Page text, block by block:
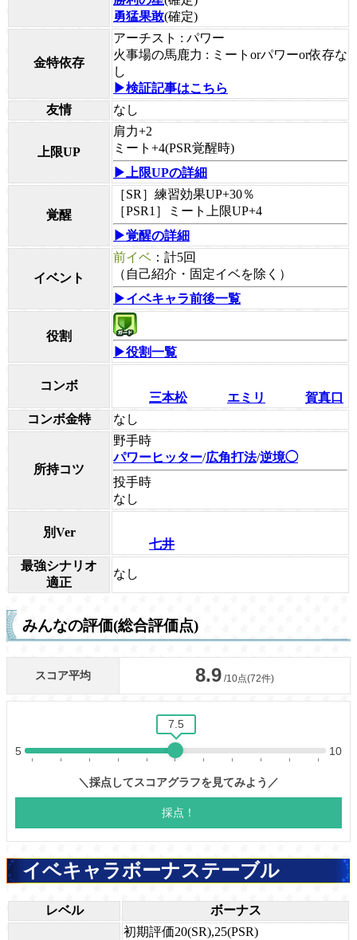
勇猛果敢(確定)
金特依存
アーチスト : パワー
火事場の馬鹿力 : ミートorパワーor依存な
し
▶検証記事はこちら
友情
なし
上限UP
肩力+2
ミート+4(PSR覚醒時)
▶上限UPの詳細
覚醒
［SR］練習効果UP+30％
［PSR1］ミート上限UP+4
▶覚醒の詳細
イベント
前イベ ：計5回
（自己紹介・固定イベを除く）
▶イベキャラ前後一覧
役割
▶役割一覧
コンボ
三本松
エミリ
賀真口
コンボ金特
なし
所持コツ
野手時
パワーヒッター/広角打法/逆境◯
投手時
なし
別Ver
七井
最強シナリオ
適正
なし
みんなの評価(総合評価点)
イベキャラボーナステーブル
レベル ボーナス
初期評価20(SR),25(PSR)